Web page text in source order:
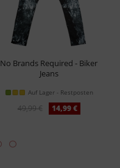
No Brands Required - Biker
Jeans
Auf Lager - Restposten
49,99 € 14,99 €